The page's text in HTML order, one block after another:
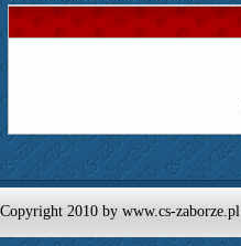
Copyright 2010 by www.cs-zaborze.pl